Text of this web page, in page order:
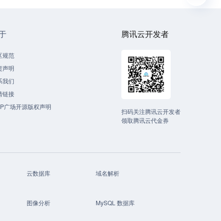
规范
声明
我们
链接
广场开源版权声明
腾讯云开发者
扫码关注腾讯云开发者
领取腾讯云代金券
云数据库 域名解析
图像分析 MySQL 数据库